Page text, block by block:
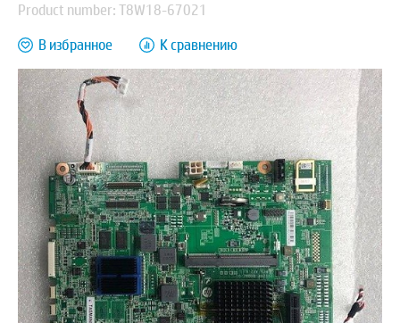
Product number: T8W18-67021
В избранное
К сравнению